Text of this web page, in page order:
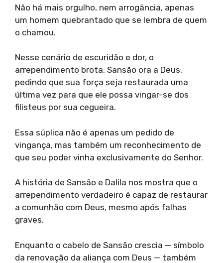
Não há mais orgulho, nem arrogância, apenas
um homem quebrantado que se lembra de quem
o chamou.
Nesse cenário de escuridão e dor, o
arrependimento brota. Sansão ora a Deus,
pedindo que sua força seja restaurada uma
última vez para que ele possa vingar-se dos
filisteus por sua cegueira.
Essa súplica não é apenas um pedido de
vingança, mas também um reconhecimento de
que seu poder vinha exclusivamente do Senhor.
A história de Sansão e Dalila nos mostra que o
arrependimento verdadeiro é capaz de restaurar
a comunhão com Deus, mesmo após falhas
graves.
Enquanto o cabelo de Sansão crescia — símbolo
da renovação da aliança com Deus — também